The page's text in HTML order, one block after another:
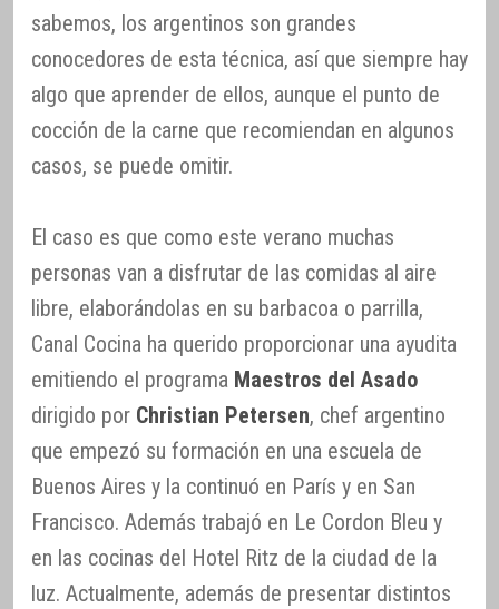
sabemos, los argentinos son grandes
conocedores de esta técnica, así que siempre hay
algo que aprender de ellos, aunque el punto de
cocción de la carne que recomiendan en algunos
casos, se puede omitir.
El caso es que como este verano muchas
personas van a disfrutar de las comidas al aire
libre, elaborándolas en su barbacoa o parrilla,
Canal Cocina ha querido proporcionar una ayudita
emitiendo el programa Maestros del Asado
dirigido por Christian Petersen, chef argentino
que empezó su formación en una escuela de
Buenos Aires y la continuó en París y en San
Francisco. Además trabajó en Le Cordon Bleu y
en las cocinas del Hotel Ritz de la ciudad de la
luz. Actualmente, además de presentar distintos